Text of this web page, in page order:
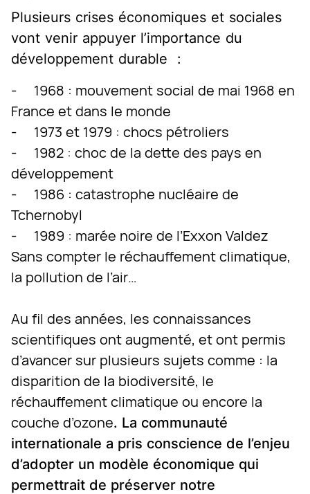
Plusieurs crises économiques et sociales
vont venir appuyer l’importance du
développement durable :
- 1968 : mouvement social de mai 1968 en
France et dans le monde
- 1973 et 1979 : chocs pétroliers
- 1982 : choc de la dette des pays en
développement
- 1986 : catastrophe nucléaire de
Tchernobyl
- 1989 : marée noire de l’Exxon Valdez
Sans compter le réchauffement climatique,
la pollution de l’air…
Au fil des années, les connaissances
scientifiques ont augmenté, et ont permis
d’avancer sur plusieurs sujets comme : la
disparition de la biodiversité, le
réchauffement climatique ou encore la
couche d’ozone. La communauté
internationale a pris conscience de l’enjeu
d’adopter un modèle économique qui
permettrait de préserver notre